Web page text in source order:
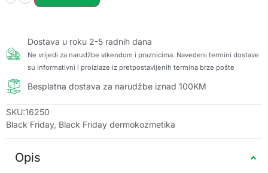
Dostava u roku 2-5 radnih dana
Ne vrijedi za narudžbe vikendom i praznicima. Navedeni termini dostave
su informativni i proizlaze iz pretpostavljenih termina brze pošte
Besplatna dostava za narudžbe iznad 100KM
SKU:16250
Black Friday, Black Friday dermokozmetika
Opis